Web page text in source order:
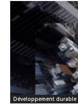
Développement durable